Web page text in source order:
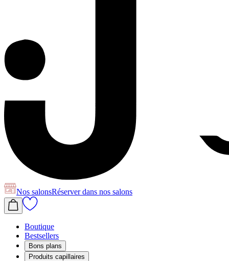
Nos salonsRéserverdans nos salons
Boutique
Bestsellers
Bons plans
Produits capillaires